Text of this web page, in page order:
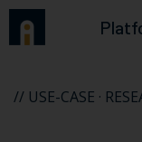
// USE-CASE ·